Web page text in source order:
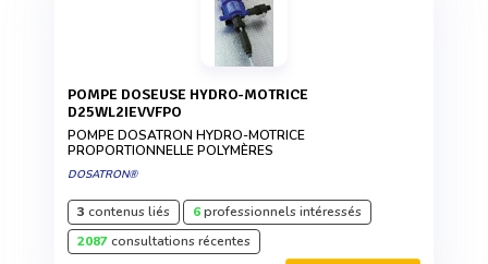
POMPE DOSEUSE HYDRO-MOTRICE
D25WL2IEVVFPO
POMPE DOSATRON HYDRO-MOTRICE
PROPORTIONNELLE POLYMÈRES
DOSATRON®
3 contenus liés 6professionnels intéressés
2087consultations récentes